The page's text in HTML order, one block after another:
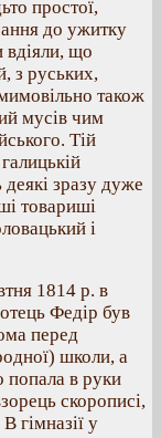
простої,
до ужитку
вдіяли, що
з руських,
також
мусів чим
Тій
деякі зразу дуже
товариші
і
1814 р. в
Федір був
перед
школи, а
попала в руки
скорописі,
гімназії у